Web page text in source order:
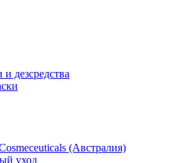
дезсредства
(Австралия)
уход